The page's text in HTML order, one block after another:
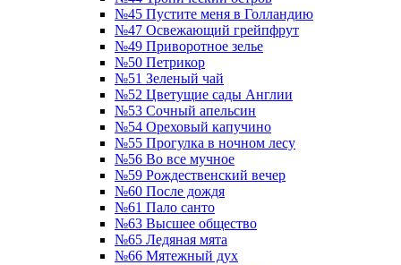
№45 Пустите меня в Голландию
№47 Освежающий грейпфрут
№49 Приворотное зелье
№50 Петрикор
№51 Зеленый чай
№52 Цветущие сады Англии
№53 Сочный апельсин
№54 Ореховый капучино
№55 Прогулка в ночном лесу
№56 Во все мучное
№59 Рождественский вечер
№60 После дождя
№61 Пало санто
№63 Высшее общество
№65 Ледяная мята
№66 Мятежный дух